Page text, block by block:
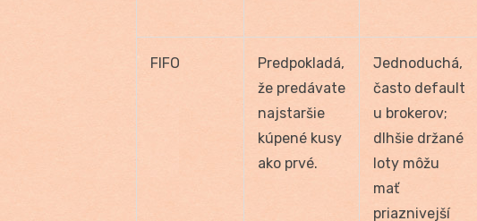
FIFO
Predpokladá,
že predávate
najstaršie
kúpené kusy
ako prvé.
Jednoduchá,
často default
u brokerov;
dlhšie držané
loty môžu
mať
priaznivejší